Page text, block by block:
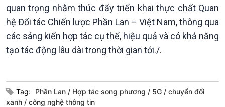
Podcast
Góc nhìn VOV1
Dòng chảy sự kiện
quan trọng nhằm thúc đẩy triển khai thực chất Quan
hệ Đối tác Chiến lược Phần Lan – Việt Nam, thông qua
các sáng kiến hợp tác cụ thể, hiệu quả và có khả năng
tạo tác động lâu dài trong thời gian tới./.
Tag: Phần Lan Hợp tác song phương 5G
chuyển đổi
xanh
công nghệ thông tin